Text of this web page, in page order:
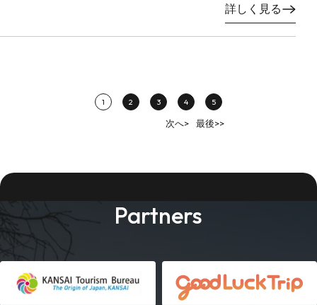
詳しく見る
1 2 3 4 5
次へ> 最後>>
Partners